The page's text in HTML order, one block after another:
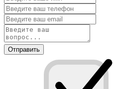
Отправить